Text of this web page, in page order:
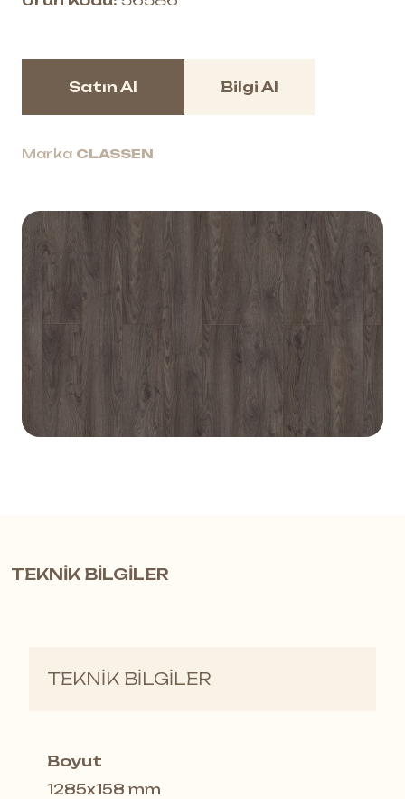
Satın Al Bilgi Al
Marka CLASSEN
TEKNİK BİLGİLER
TEKNİK BİLGİLER
Boyut
1285x158 mm